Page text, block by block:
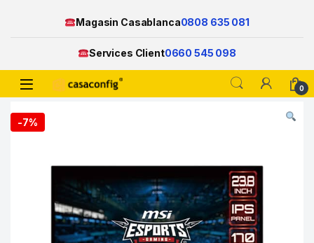
Magasin Casablanca0808 635 081
Services Client0660 545 098
Open 0
-7%